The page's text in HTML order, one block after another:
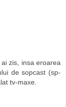
zis, insa eroarea
de sopcast (sp-
tv-maxe.